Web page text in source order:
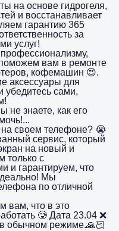
на основе гидрогеля,
и восстанавливает
гарантию 365
за
услуг!
вам в ремонте
кофемашин 😍.
аксессуары для
убедитесь сами,
не знаете, как его
на своем телефоне? 😭
сервис, который
на новый и
только с
гарантируем, что
Мы
по отличной
вам, что в это
🥲 Дата 23.04 ❌
обычном режиме.🙏🏻